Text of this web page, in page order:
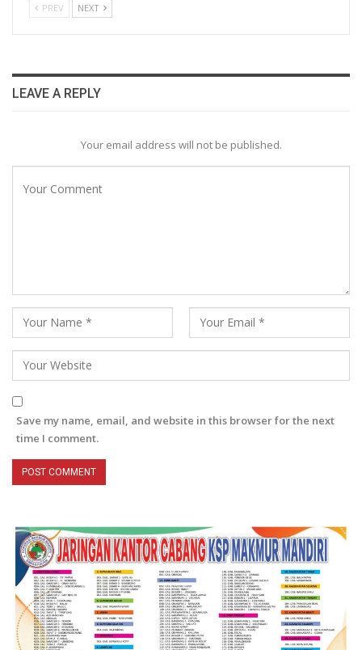
PREV NEXT
LEAVE A REPLY
Your email address will not be published.
Save my name, email, and website in this browser for the next
time I comment.